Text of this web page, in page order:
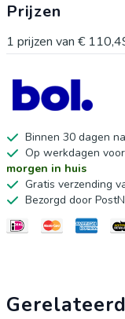
Prijzen
1 prijzen van €
Binnen 30 dagen
Op werkdagen
morgen in huis
Gratis verzending
Bezorgd door